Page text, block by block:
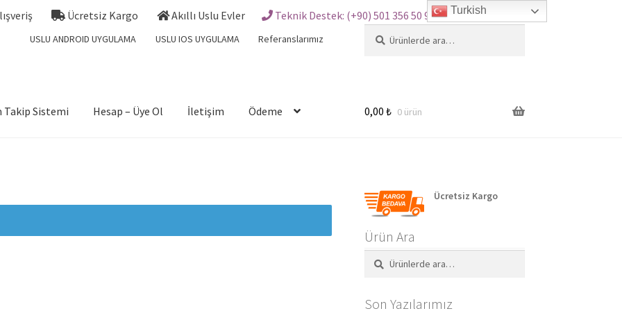
Ücretsiz Kargo Akıllı Uslu Evler
Teknik Destek: (+90) 501 356 50 97
USLU ANDROID UYGULAMA USLU IOS UYGULAMA Referanslarımız
Takip Sistemi Hesap – Üye Ol İletişim Ödeme 0,00 ₺ 0 ürün
Ücretsiz Kargo
Ürün Ara
Ara:
Ara
Son Yazılarımız
Turkish